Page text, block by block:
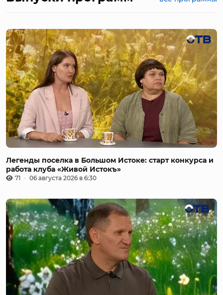
Легенды поселка в Большом Истоке: старт конкурса и
работа клуба «Живой Истокъ»
71 06 августа 2026 в 6:30